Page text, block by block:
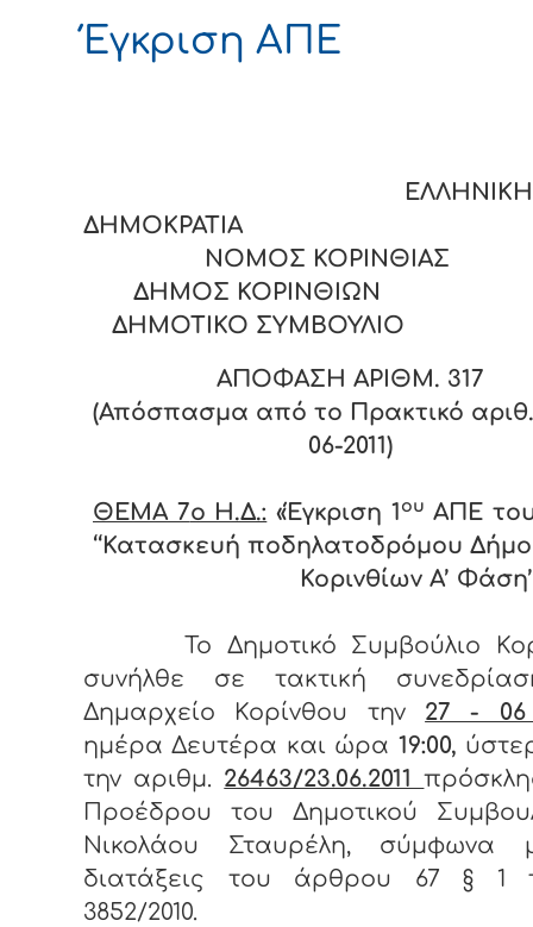
Έγκριση ΑΠΕ
ΕΛΛΗΝΙΚΗ
ΔΗΜΟΚΡΑΤΙΑ
ΝΟΜΟΣ ΚΟΡΙΝΘΙΑΣ
ΔΗΜΟΣ ΚΟΡΙΝΘΙΩΝ
ΔΗΜΟΤΙΚΟ ΣΥΜΒΟΥΛΙΟ
ΑΠΟΦΑΣΗ ΑΡΙΘΜ. 317
(Απόσπασμα από το Πρακτικό αριθ.
06-2011)
ΘΕΜΑ 7o Η.Δ.: «Έγκριση 1 ου ΑΠΕ
‘‘Κατασκευή ποδηλατοδρόμου
Κορινθίων Α’
Το Δημοτικό Συμβούλιο
συνήλθε σε τακτική
Δημαρχείο Κορίνθου την 27 - 06
ημέρα Δευτέρα και ώρα 19:00,
την αριθμ. 26463/23.06.2011
Προέδρου του Δημοτικού
Νικολάου Σταυρέλη, σύμφωνα
διατάξεις του άρθρου 67 § 1
3852/2010.